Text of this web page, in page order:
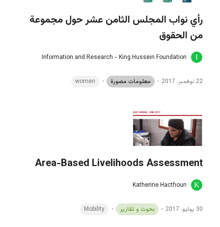
رأي نواب المجلس الثامن عشر حول مجموعة
من الحقوق
Information and Research - King Hussein Foundation
22 نوفمبر، 2017 معلومات مصورة women
Area-Based Livelihoods Assessment
Katherine Hacthoun
30 يوليو، 2017 بحوث و تقارير Mobility